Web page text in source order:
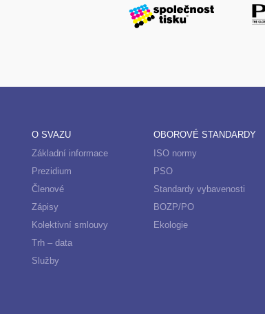
O SVAZU
Základní informace
Prezidium
Členové
Zápisy
Kolektivní smlouvy
Trh – data
Služby
OBOROVÉ STANDARDY
ISO normy
PSO
Standardy vybavenosti
BOZP/PO
Ekologie